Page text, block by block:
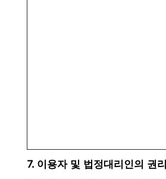
7. 이용자 및 법정대리인의 권